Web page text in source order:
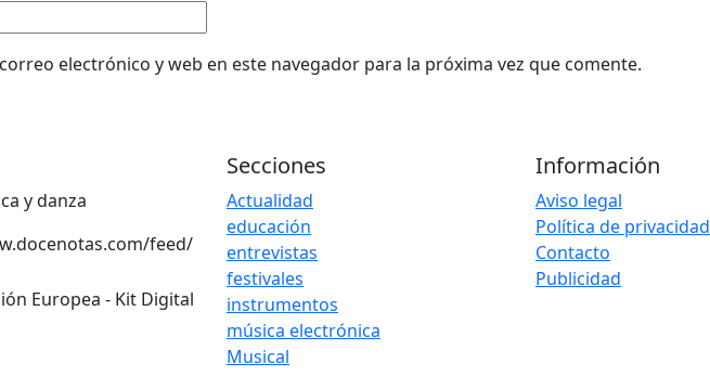
electrónico y web en este navegador para la próxima vez que comente.
y danza
feed/
Secciones
Actualidad
educación
entrevistas
festivales
instrumentos
música electrónica
Musical
Información
Aviso legal
Política de privacidad
Contacto
Publicidad